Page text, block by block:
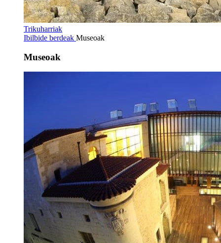
Trikuharriak
Ibilbide berdeak Museoak
Museoak